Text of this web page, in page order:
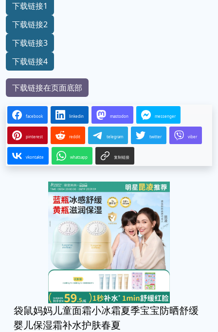
下载链接1
下载链接2
下载链接3
下载链接4
下载链接在页面底部
facebook linkedin mastodon messenger
pinterest reddit telegram twitter viber
vkontakte whatsapp 复制链接
袋鼠妈妈儿童面霜小冰霜夏季宝宝防晒舒缓
婴儿保湿霜补水护肤春夏